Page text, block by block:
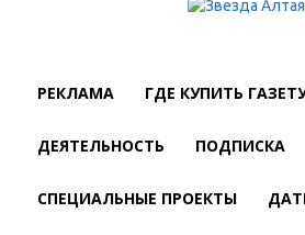
РЕКЛАМА ГДЕ КУПИТЬ
ДЕЯТЕЛЬНОСТЬ ПОДПИСКА
СПЕЦИАЛЬНЫЕ ПРОЕКТЫ